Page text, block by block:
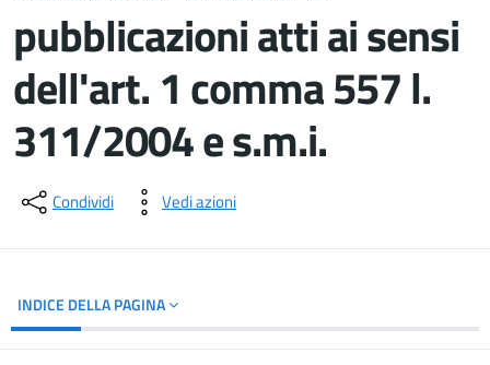
pubblicazioni atti ai sensi
dell'art. 1 comma 557 l.
311/2004 e s.m.i.
Dettagli del documento
Condividi Vedi azioni
INDICE DELLA PAGINA